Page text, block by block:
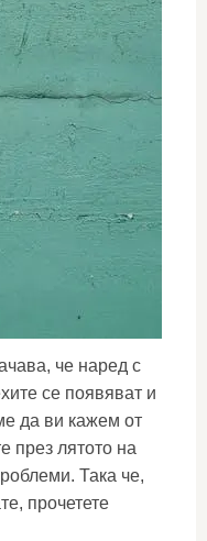
че наред с
се появяват и
да ви кажем от
през лятото на
Така че,
прочетете